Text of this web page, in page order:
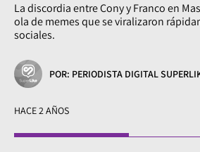
La discordia entre Cony y Franco en
ola de memes que se viralizaron
sociales.
POR: PERIODISTA DIGITAL
HACE 2 AÑOS